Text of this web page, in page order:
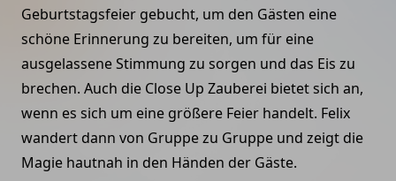
Geburtstagsfeier gebucht, um den Gästen eine
schöne Erinnerung zu bereiten, um für eine
ausgelassene Stimmung zu sorgen und das Eis zu
brechen. Auch die Close Up Zauberei bietet sich an,
wenn es sich um eine größere Feier handelt. Felix
wandert dann von Gruppe zu Gruppe und zeigt die
Magie hautnah in den Händen der Gäste.